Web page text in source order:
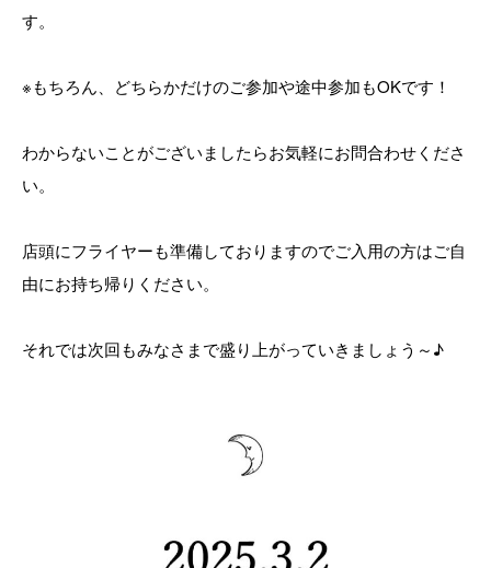
す。
※もちろん、どちらかだけのご参加や途中参加もOKです！
わからないことがございましたらお気軽にお問合わせくださ
い。
店頭にフライヤーも準備しておりますのでご入用の方はご自
由にお持ち帰りください。
それでは次回もみなさまで盛り上がっていきましょう～♪